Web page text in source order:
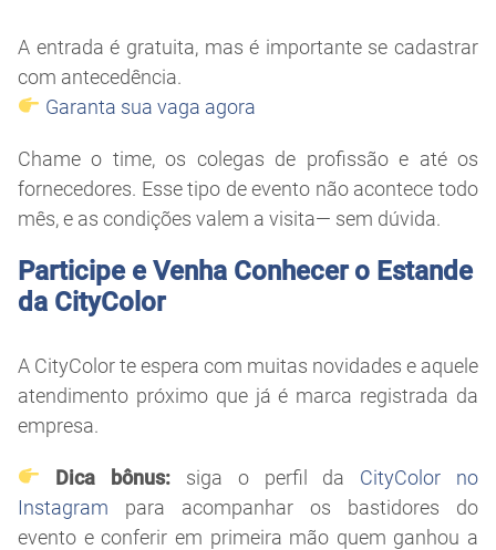
A entrada é gratuita, mas é importante se cadastrar
com antecedência.
Garanta sua vaga agora
Chame o time, os colegas de profissão e até os
fornecedores. Esse tipo de evento não acontece todo
mês, e as condições valem a visita— sem dúvida.
Participe e Venha Conhecer o Estande
da CityColor
A CityColor te espera com muitas novidades e aquele
atendimento próximo que já é marca registrada da
empresa.
Dica bônus: siga o perfil da CityColor no
Instagram para acompanhar os bastidores do
evento e conferir em primeira mão quem ganhou a